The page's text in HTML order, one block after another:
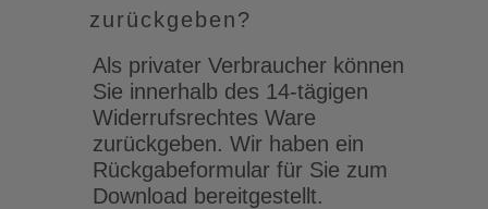
zurückgeben?
Als privater Verbraucher können
Sie innerhalb des 14-tägigen
Widerrufsrechtes Ware
zurückgeben. Wir haben ein
Rückgabeformular für Sie zum
Download bereitgestellt.